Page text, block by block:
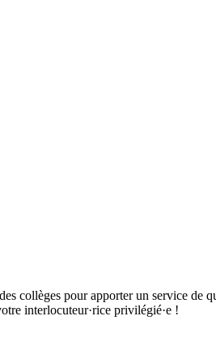
collèges pour apporter un service de
interlocuteur·rice privilégié·e !